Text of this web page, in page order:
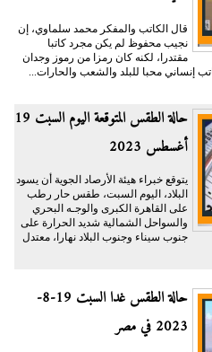
قال الكاتب والمفكر محمد سلماوي، إن
نجيب محفوظ لم يكن مجرد كاتبا
مقتدرا، لكنه كان رمزا من رموز وجدان
محبا للبلد والشعب والحارات...
حالة الطقس المتوقعة اليوم السبت 19
أغسطس 2023
يتوقع خبراء هيئة الأرصاد الجوية أن يسود
البلاد، اليوم السبت، طقس حار رطب
على القاهرة الكبرى والوجـه البحري
والسواحل الشمالية شديد الحرارة على
جنوب سيناء وجنوب البلاد نهارا، معتدل
حالة الطقس غدا السبت 19-8-
2023 في مصر